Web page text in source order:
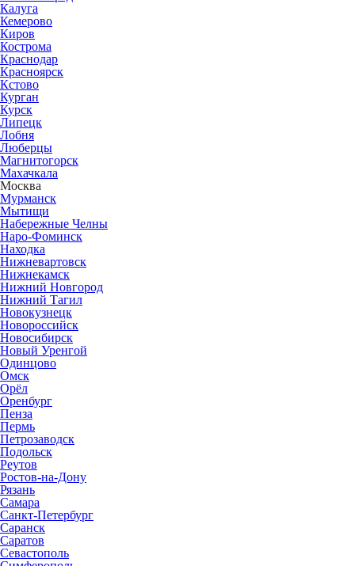
Калуга
Кемерово
Киров
Кострома
Краснодар
Красноярск
Кстово
Курган
Курск
Липецк
Лобня
Люберцы
Магнитогорск
Махачкала
Москва
Мурманск
Мытищи
Набережные Челны
Наро-Фоминск
Находка
Нижневартовск
Нижнекамск
Нижний Новгород
Нижний Тагил
Новокузнецк
Новороссийск
Новосибирск
Новый Уренгой
Одинцово
Омск
Орёл
Оренбург
Пенза
Пермь
Петрозаводск
Подольск
Реутов
Ростов-на-Дону
Рязань
Самара
Санкт-Петербург
Саранск
Саратов
Севастополь